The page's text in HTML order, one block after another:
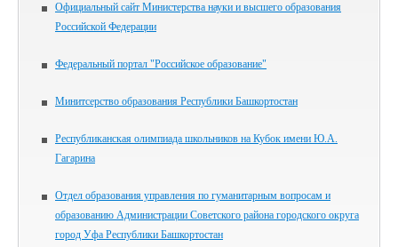
Официальный сайт Министерства науки и высшего образования
Российской Федерации
Федеральный портал "Российское образование"
Минитсерство образования Республики Башкортостан
Республиканская олимпиада школьников на Кубок имени Ю.А.
Гагарина
Отдел образования управления по гуманитарным вопросам и
образованию Администрации Советского района городского округа
город Уфа Республики Башкортостан